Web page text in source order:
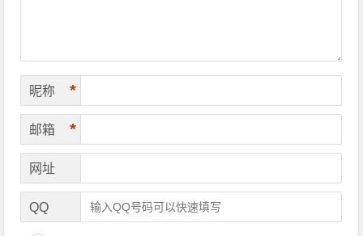
昵称 *
邮箱 *
网址
QQ